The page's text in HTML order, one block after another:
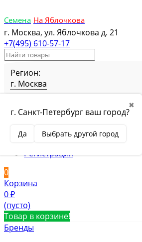
Семена На Яблочкова
г. Москва, ул. Яблочкова д. 21
+7(495) 610-57-17
Регион:
г. Москва
✖
г. Санкт-Петербург ваш город?
Да Выбрать другой город
СравнениеТовар в сравнении
Вход
Регистрация
0
Корзина
0 ₽
(пусто)
Товар в корзине!
Бренды